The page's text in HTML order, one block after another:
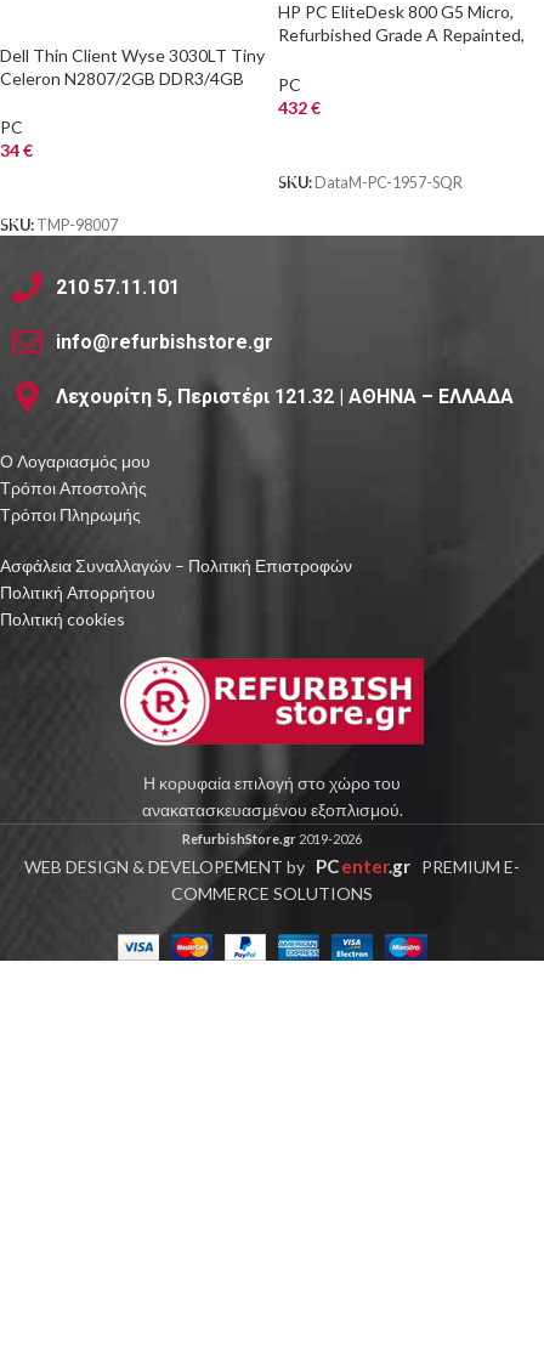
Dell Thin Client Wyse 3030LT Tiny
Celeron N2807/2GB DDR3/4GB
Refurbished PC
PC
34€
SKU: TMP-98007
HP PC EliteDesk 800 G5 Micro,
Refurbished Grade A Repainted,
PC
432€
SKU: DataM-PC-1957-SQR
210 57.11.101
info@refurbishstore.gr
Λεχουρίτη 5, Περιστέρι 121.32 | ΑΘΗΝΑ – ΕΛΛΑΔΑ
Ο Λογαριασμός μου
Τρόποι Αποστολής
Τρόποι Πληρωμής
Ασφάλεια Συναλλαγών – Πολιτική Επιστροφών
Πολιτική Απορρήτου
Πολιτική cookies
Η κορυφαία επιλογή στο χώρο του
ανακατασκευασμένου εξοπλισμού.
RefurbishStore.gr 2019-2026
WEB DESIGN & DEVELOPEMENT by PCenter.gr PREMIUM E-
COMMERCE SOLUTIONS